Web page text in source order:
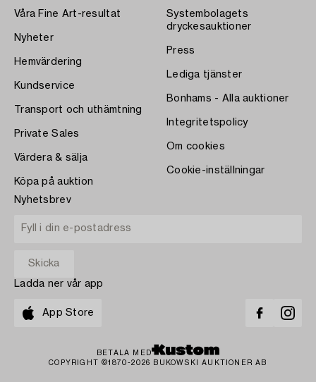
Våra Fine Art-resultat
Nyheter
Hemvärdering
Kundservice
Transport och uthämtning
Private Sales
Värdera & sälja
Köpa på auktion
Systembolagets
dryckesauktioner
Press
Lediga tjänster
Bonhams - Alla auktioner
Integritetspolicy
Om cookies
Cookie-inställningar
Nyhetsbrev
Ladda ner vår app
App Store
BETALA MED
COPYRIGHT ©1870-2026 BUKOWSKI AUKTIONER AB